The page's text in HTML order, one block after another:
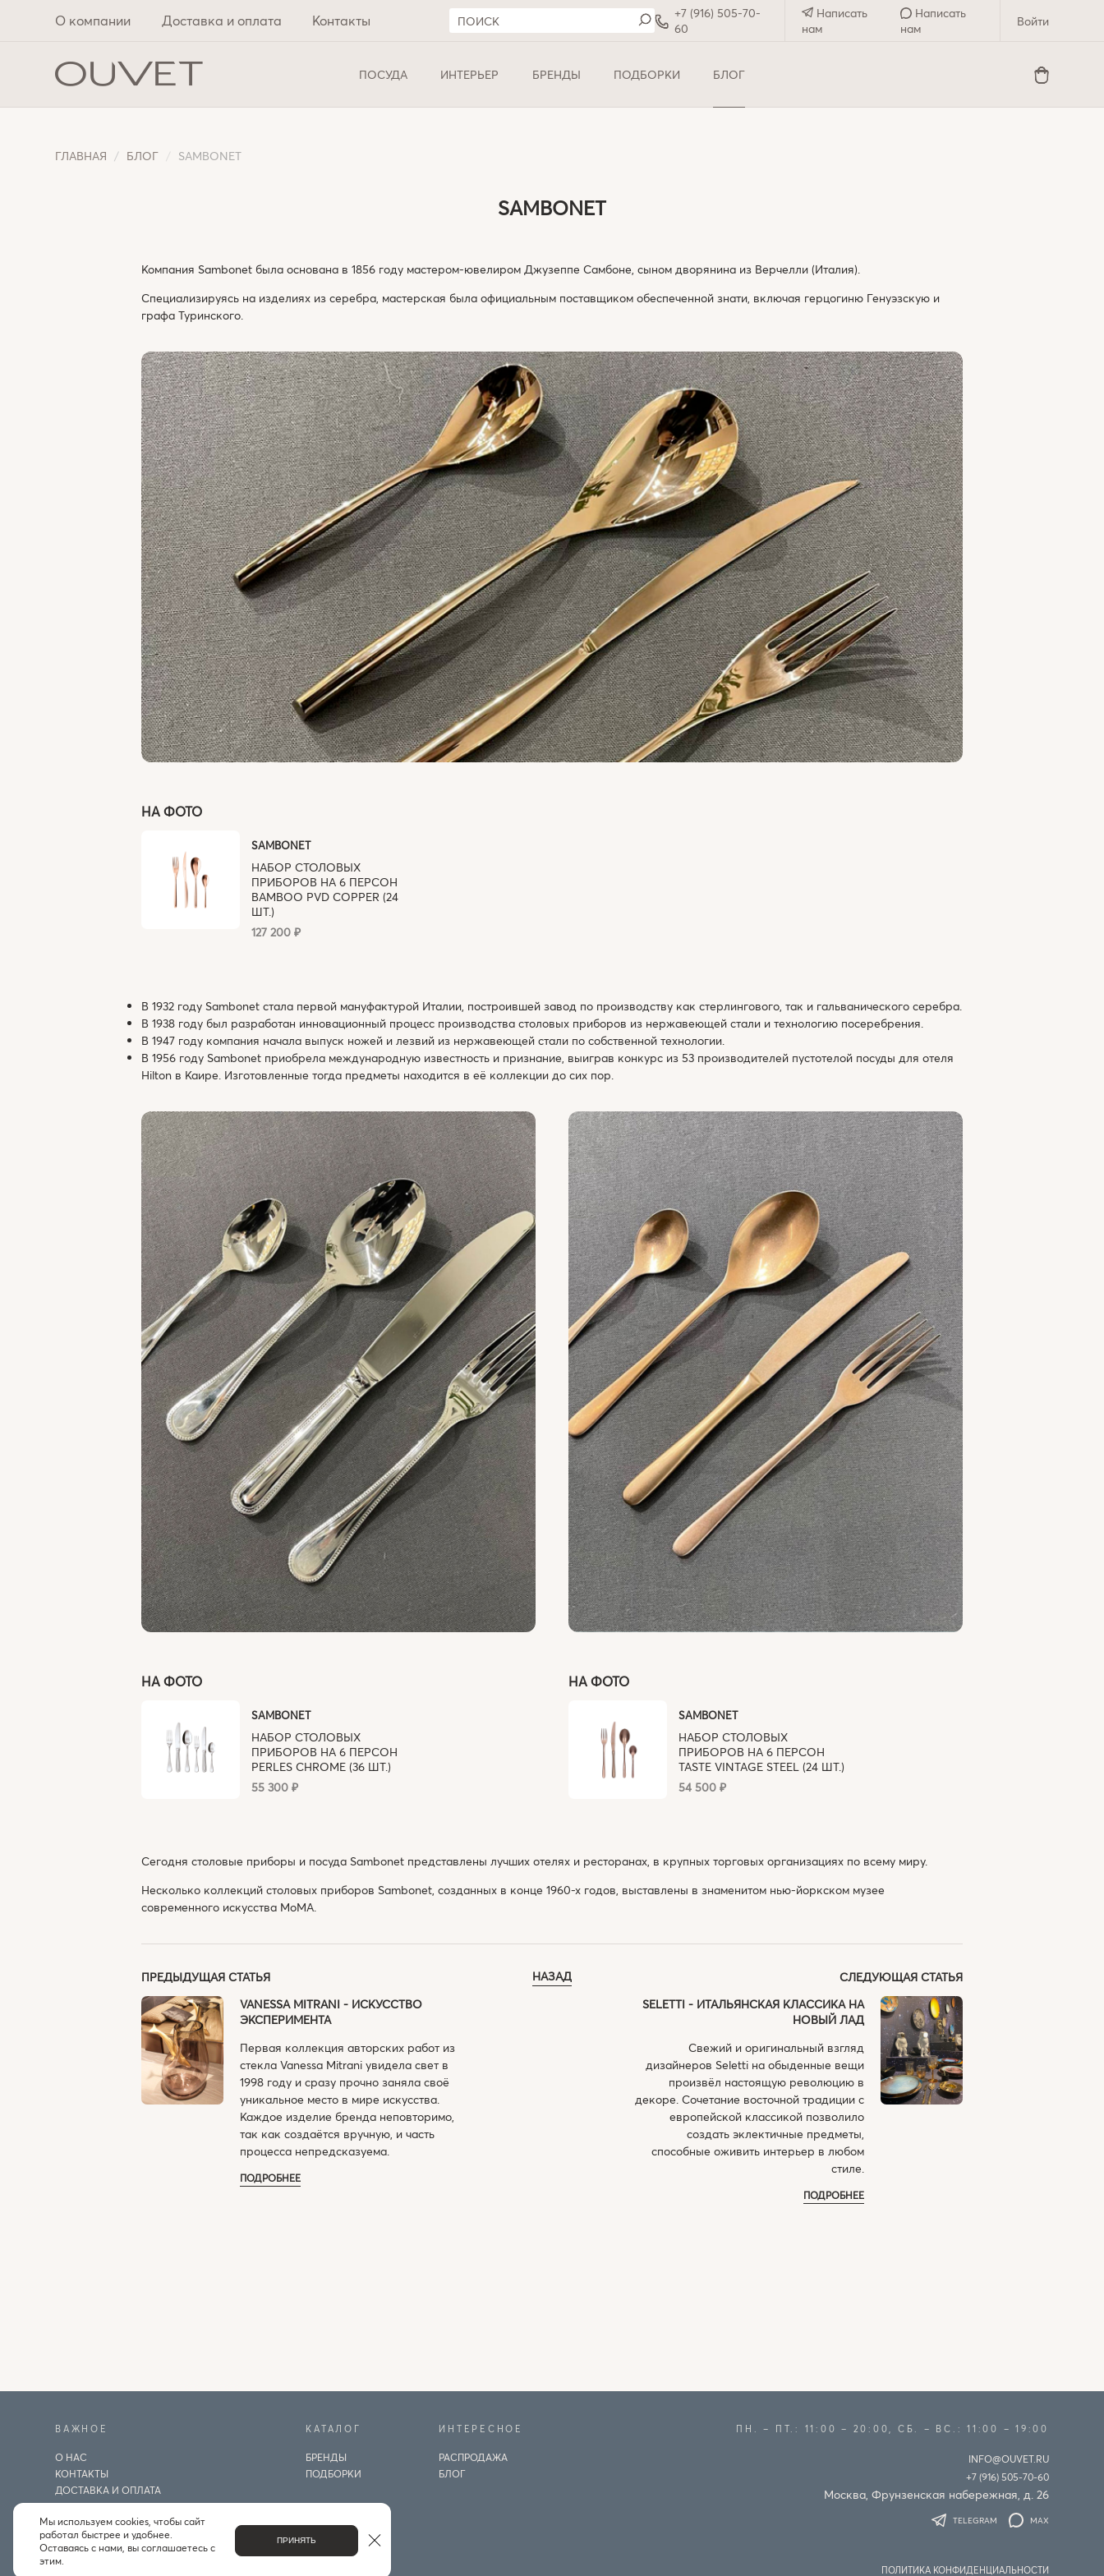
О компании Доставка и оплата Контакты
+7 (916) 505-70-
60
Написать
нам
Написать
нам
Войти
ПОСУДА ИНТЕРЬЕР БРЕНДЫ ПОДБОРКИ БЛОГ
ГЛАВНАЯ БЛОГ SAMBONET
SAMBONET
Компания Sambonet была основана в 1856 году мастером-ювелиром Джузеппе Самбоне, сыном дворянина из Верчелли (Италия).
Специализируясь на изделиях из серебра, мастерская была официальным поставщиком обеспеченной знати, включая герцогиню Генуэзскую и
графа Туринского.
НА ФОТО
SAMBONET
НАБОР СТОЛОВЫХ
ПРИБОРОВ НА 6 ПЕРСОН
BAMBOO PVD COPPER (24
ШТ.)
127 200 ₽
В 1932 году Sambonet стала первой мануфактурой Италии, построившей завод по производству как стерлингового, так и гальванического серебра.
В 1938 году был разработан инновационный процесс производства столовых приборов из нержавеющей стали и технологию посеребрения.
В 1947 году компания начала выпуск ножей и лезвий из нержавеющей стали по собственной технологии.
В 1956 году Sambonet приобрела международную известность и признание, выиграв конкурс из 53 производителей пустотелой посуды для отеля
Hilton в Каире. Изготовленные тогда предметы находится в её коллекции до сих пор.
НА ФОТО
SAMBONET
НАБОР СТОЛОВЫХ
ПРИБОРОВ НА 6 ПЕРСОН
PERLES CHROME (36 ШТ.)
55 300 ₽
НА ФОТО
SAMBONET
НАБОР СТОЛОВЫХ
ПРИБОРОВ НА 6 ПЕРСОН
TASTE VINTAGE STEEL (24 ШТ.)
54 500 ₽
Сегодня столовые приборы и посуда Sambonet представлены лучших отелях и ресторанах, в крупных торговых организациях по всему миру.
Несколько коллекций столовых приборов Sambonet, созданных в конце 1960-х годов, выставлены в знаменитом нью-йоркском музее
современного искусства МоМА.
ПРЕДЫДУЩАЯ СТАТЬЯ
VANESSA MITRANI - ИСКУССТВО
ЭКСПЕРИМЕНТА
Первая коллекция авторских работ из
стекла Vanessa Mitrani увидела свет в
1998 году и сразу прочно заняла своё
уникальное место в мире искусства.
Каждое изделие бренда неповторимо,
так как создаётся вручную, и часть
процесса непредсказуема.
ПОДРОБНЕЕ
НАЗАД
СЛЕДУЮЩАЯ СТАТЬЯ
SELETTI - ИТАЛЬЯНСКАЯ КЛАССИКА НА
НОВЫЙ ЛАД
Свежий и оригинальный взгляд
дизайнеров Seletti на обыденные вещи
произвёл настоящую революцию в
декоре. Сочетание восточной традиции с
европейской классикой позволило
создать эклектичные предметы,
способные оживить интерьер в любом
стиле.
ПОДРОБНЕЕ
ВАЖНОЕ
О НАС
КОНТАКТЫ
ДОСТАВКА И ОПЛАТА
ЧАСТЫЕ ВОПРОСЫ
ИНДИВИДУАЛЬНЫЙ ПОДБОР
ПРОГРАММА ЛОЯЛЬНОСТИ
ПРАВИЛА БОНУСНОЙ ПРОГРАММЫ
КАТАЛОГ
БРЕНДЫ
ПОДБОРКИ
ИНТЕРЕСНОЕ
РАСПРОДАЖА
БЛОГ
ПН. – ПТ.: 11:00 – 20:00, CБ. – ВС.: 11:00 – 19:00
INFO@OUVET.RU
+7 (916) 505-70-60
Москва, Фрунзенская набережная, д. 26
TELEGRAM MAX
ПОЛИТИКА КОНФИДЕНЦИАЛЬНОСТИ
Мы используем cookies, чтобы сайт
работал быстрее и удобнее.
Оставаясь с нами, вы соглашаетесь с
этим.
ПРИНЯТЬ